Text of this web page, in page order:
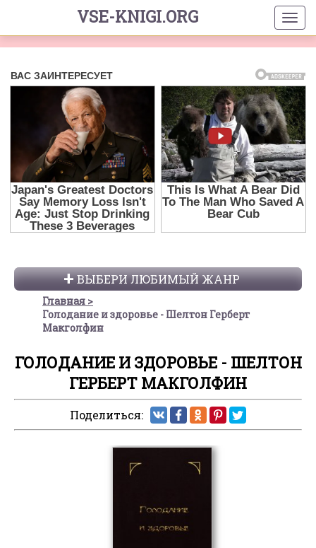
VSE-KNIGI.ORG
ВЫБЕРИ ЛЮБИМЫЙ ЖАНР
Главная
Голодание и здоровье - Шелтон Герберт
Макголфин
ГОЛОДАНИЕ И ЗДОРОВЬЕ - ШЕЛТОН
ГЕРБЕРТ МАКГОЛФИН
Поделиться: